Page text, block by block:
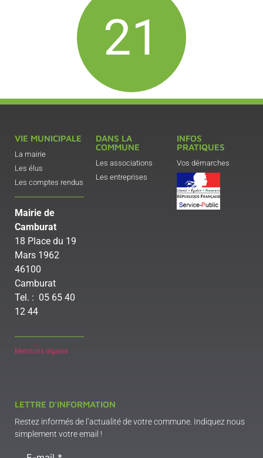
25
VIE MUNICIPALE
La mairie
Les élus
Les comptes rendus
Mairie de
Camburat
18 Place du 19
Mars 1962
46100
Camburat
Tel. : 05 65 40
12 44
Mentions légales
DANS LA
COMMUNE
Les associations
Les entreprises
INFOS
PRATIQUES
Vos démarches
LETTRE D'INFORMATION
Restez informés de l’actualité de votre commune. Indiquez nous
simplement votre email !